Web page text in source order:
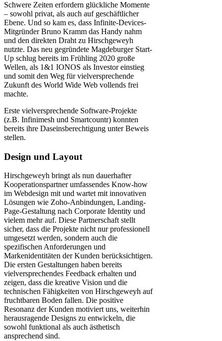
Schwere Zeiten erfordern glückliche Momente
– sowohl privat, als auch auf geschäftlicher
Ebene. Und so kam es, dass Infinite-Devices-
Mitgründer Bruno Kramm das Handy nahm
und den direkten Draht zu Hirschgeweyh
nutzte. Das neu gegründete Magdeburger Start-
Up schlug bereits im Frühling 2020 große
Wellen, als 1&1 IONOS als Investor einstieg
und somit den Weg für vielversprechende
Zukunft des World Wide Web vollends frei
machte.
Erste vielversprechende Software-Projekte
(z.B. Infinimesh und Smartcountr) konnten
bereits ihre Daseinsberechtigung unter Beweis
stellen.
Design und Layout
Hirschgeweyh bringt als nun dauerhafter
Kooperationspartner umfassendes Know-how
im Webdesign mit und wartet mit innovativen
Lösungen wie Zoho-Anbindungen, Landing-
Page-Gestaltung nach Corporate Identity und
vielem mehr auf. Diese Partnerschaft stellt
sicher, dass die Projekte nicht nur professionell
umgesetzt werden, sondern auch die
spezifischen Anforderungen und
Markenidentitäten der Kunden berücksichtigen.
Die ersten Gestaltungen haben bereits
vielversprechendes Feedback erhalten und
zeigen, dass die kreative Vision und die
technischen Fähigkeiten von Hirschgeweyh auf
fruchtbaren Boden fallen. Die positive
Resonanz der Kunden motiviert uns, weiterhin
herausragende Designs zu entwickeln, die
sowohl funktional als auch ästhetisch
ansprechend sind.